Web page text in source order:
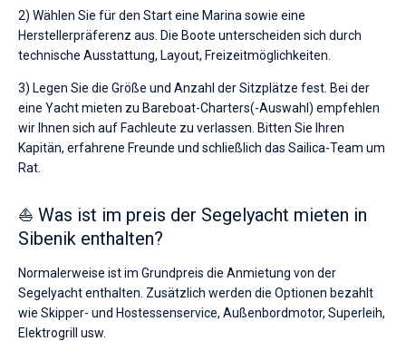
2) Wählen Sie für den Start eine Marina sowie eine
Herstellerpräferenz aus. Die Boote unterscheiden sich durch
technische Ausstattung, Layout, Freizeitmöglichkeiten.
3) Legen Sie die Größe und Anzahl der Sitzplätze fest. Bei der
eine Yacht mieten zu Bareboat-Charters(-Auswahl) empfehlen
wir Ihnen sich auf Fachleute zu verlassen. Bitten Sie Ihren
Kapitän, erfahrene Freunde und schließlich das Sailica-Team um
Rat.
⛵ Was ist im preis der Segelyacht mieten in
Sibenik enthalten?
Normalerweise ist im Grundpreis die Anmietung von der
Segelyacht enthalten. Zusätzlich werden die Optionen bezahlt
wie Skipper- und Hostessenservice, Außenbordmotor, Superleih,
Elektrogrill usw.